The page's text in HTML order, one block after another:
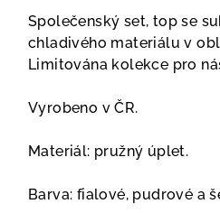
produktu
je
0,0
5
hvězdiček.
Společenský set, top se
chladivého materiálu v
Limitována kolekce pro
Vyrobeno v ČR.
Materiál: pružný úplet.
Barva: fialové, pudrové a